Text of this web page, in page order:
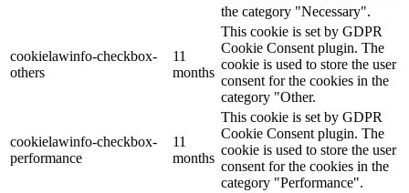
the category "Necessary".
cookielawinfo-checkbox-
others
11
months
This cookie is set by GDPR
Cookie Consent plugin. The
cookie is used to store the user
consent for the cookies in the
category "Other.
cookielawinfo-checkbox-
performance
11
months
This cookie is set by GDPR
Cookie Consent plugin. The
cookie is used to store the user
consent for the cookies in the
category "Performance".